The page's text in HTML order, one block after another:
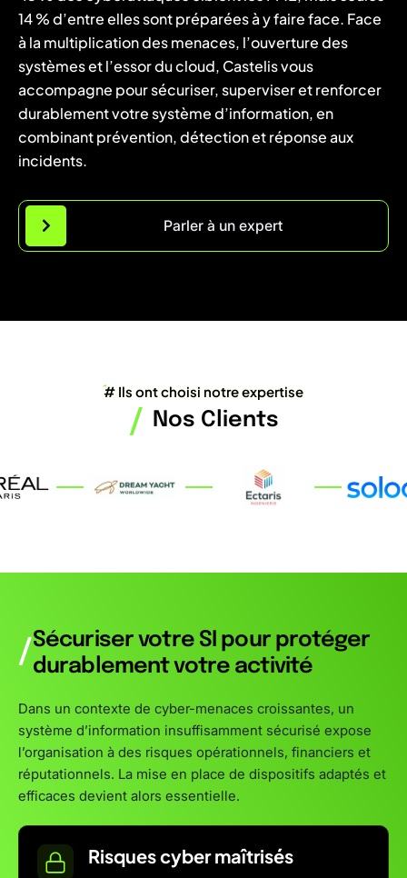
14 % d’entre elles sont préparées à y faire face. Face
à la multiplication des menaces, l’ouverture des
systèmes et l’essor du cloud, Castelis vous
accompagne pour sécuriser, superviser et renforcer
durablement votre système d’information, en
combinant prévention, détection et réponse aux
incidents.
Parler à un expert
# Ils ont choisi notre expertise
/ Nos Clients
/Sécuriser votre SI pour protéger
durablement votre activité
Dans un contexte de cyber-menaces croissantes, un
système d’information insuffisamment sécurisé expose
l’organisation à des risques opérationnels, financiers et
réputationnels. La mise en place de dispositifs adaptés et
efficaces devient alors essentielle.
Risques cyber maîtrisés